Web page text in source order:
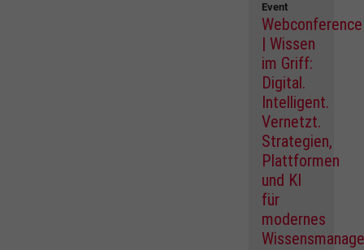
Event
Webconference
| Wissen
im Griff:
Digital.
Intelligent.
Vernetzt.
Strategien,
Plattformen
und KI
für
modernes